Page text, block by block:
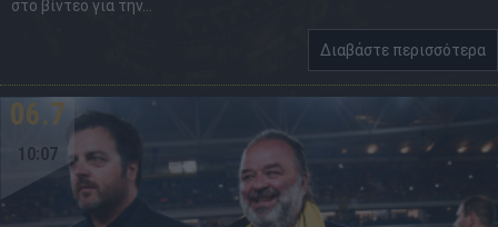
στο βίντεο για την...
Διαβάστε περισσότερα
06.7
10:07